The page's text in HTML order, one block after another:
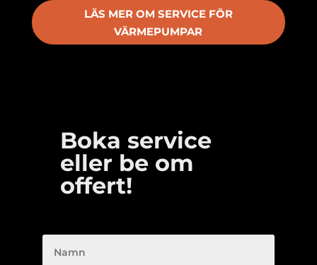
LÄS MER OM SERVICE FÖR
VÄRMEPUMPAR
Boka service
eller be om
offert!